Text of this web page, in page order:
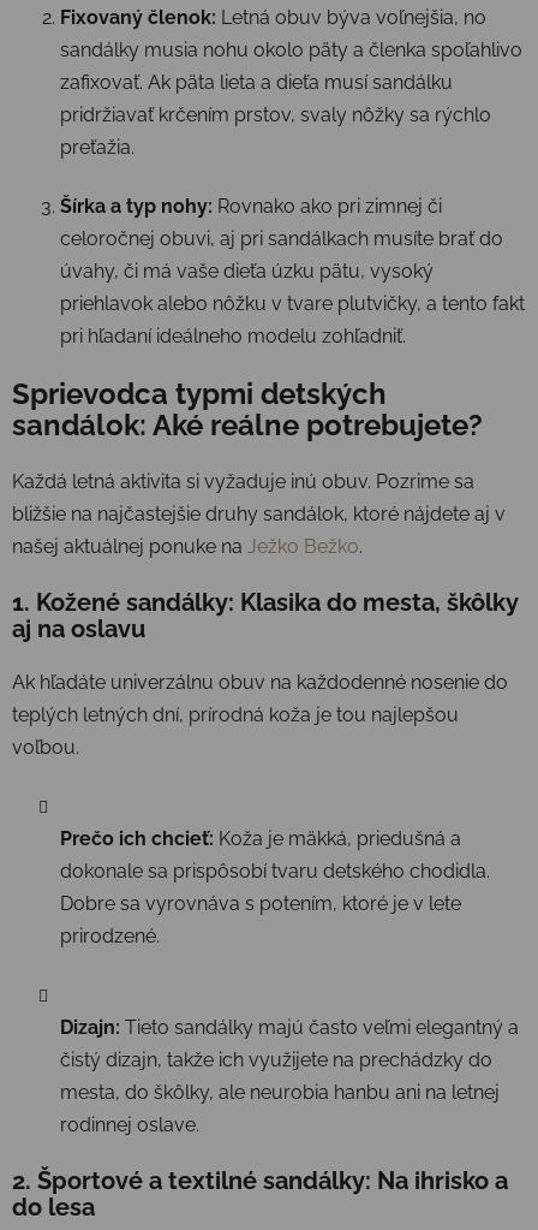
Fixovaný členok: Letná obuv býva voľnejšia, no
sandálky musia nohu okolo päty a členka spoľahlivo
zafixovať. Ak päta lieta a dieťa musí sandálku
pridržiavať krčením prstov, svaly nôžky sa rýchlo
preťažia.
Šírka a typ nohy: Rovnako ako pri zimnej či
celoročnej obuvi, aj pri sandálkach musíte brať do
úvahy, či má vaše dieťa úzku pätu, vysoký
priehlavok alebo nôžku v tvare plutvičky, a tento fakt
pri hľadaní ideálneho modelu zohľadniť.
Sprievodca typmi detských
sandálok: Aké reálne potrebujete?
Každá letná aktivita si vyžaduje inú obuv. Pozrime sa
bližšie na najčastejšie druhy sandálok, ktoré nájdete aj v
našej aktuálnej ponuke na Ježko Bežko.
1. Kožené sandálky: Klasika do mesta, škôlky
aj na oslavu
Ak hľadáte univerzálnu obuv na každodenné nosenie do
teplých letných dní, prírodná koža je tou najlepšou
voľbou.
Prečo ich chcieť: Koža je mäkká, priedušná a
dokonale sa prispôsobí tvaru detského chodidla.
Dobre sa vyrovnáva s potením, ktoré je v lete
prirodzené.
Dizajn: Tieto sandálky majú často veľmi elegantný a
čistý dizajn, takže ich využijete na prechádzky do
mesta, do škôlky, ale neurobia hanbu ani na letnej
rodinnej oslave.
2. Športové a textilné sandálky: Na ihrisko a
do lesa